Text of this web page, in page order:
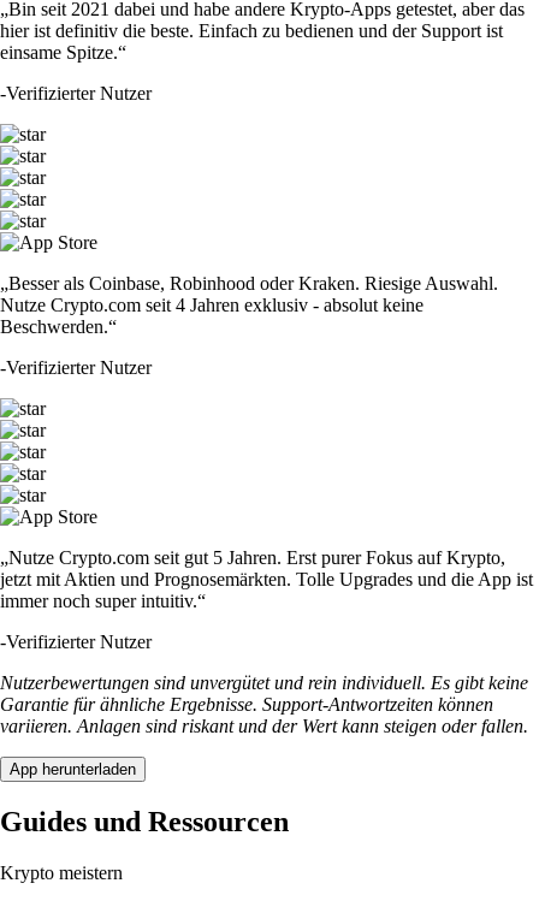
„Bin seit 2021 dabei und habe andere Krypto-Apps getestet, aber das
hier ist definitiv die beste. Einfach zu bedienen und der Support ist
einsame Spitze.“
-Verifizierter Nutzer
„Besser als Coinbase, Robinhood oder Kraken. Riesige Auswahl.
Nutze Crypto.com seit 4 Jahren exklusiv - absolut keine
Beschwerden.“
-Verifizierter Nutzer
„Nutze Crypto.com seit gut 5 Jahren. Erst purer Fokus auf Krypto,
jetzt mit Aktien und Prognosemärkten. Tolle Upgrades und die App ist
immer noch super intuitiv.“
-Verifizierter Nutzer
Nutzerbewertungen sind unvergütet und rein individuell. Es gibt keine
Garantie für ähnliche Ergebnisse. Support-Antwortzeiten können
variieren. Anlagen sind riskant und der Wert kann steigen oder fallen.
App herunterladen
Guides und Ressourcen
Krypto meistern